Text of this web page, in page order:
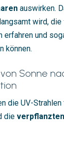
auswirken.
wird, die
erfahren und
können.
Sonne
die UV-Strahlen
die